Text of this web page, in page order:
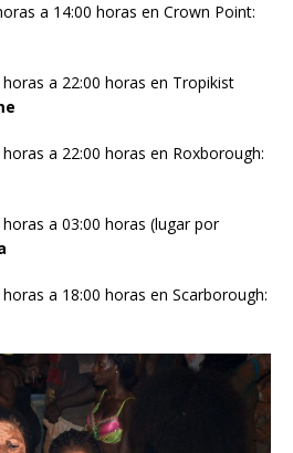
a 14:00 horas en Crown Point:
horas a 22:00 horas en Tropikist
horas a 22:00 horas en Roxborough:
horas a 03:00 horas (lugar por
a 18:00 horas en Scarborough: